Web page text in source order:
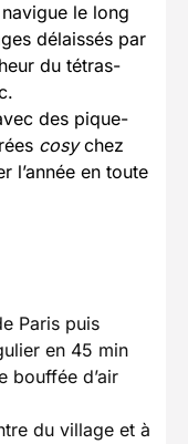
le long
délaissés par
du tétras-
des pique-
cosychez
l’année en toute
Paris puis
en 45 min
bouffée d’air
du village et à